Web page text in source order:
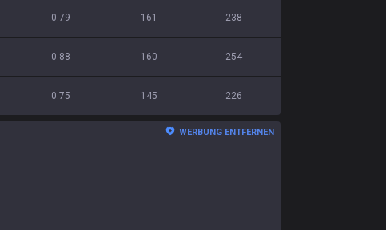
0.79 161 238
0.88 160 254
0.75 145 226
WERBUNG ENTFERNEN